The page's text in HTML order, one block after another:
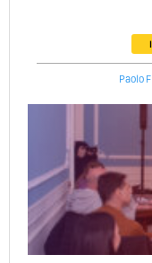
Paolo